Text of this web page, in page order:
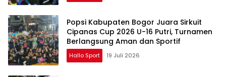
Popsi Kabupaten Bogor Juara Sirkuit
Cipanas Cup 2026 U-16 Putri, Turnamen
Berlangsung Aman dan Sportif
Hallo Sport 19 Juli 2026